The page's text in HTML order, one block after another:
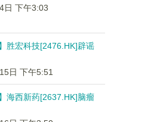
日 下午3:03
胜宏科技[2476.HK]辟谣
日 下午5:51
海西新药[2637.HK]脑瘤